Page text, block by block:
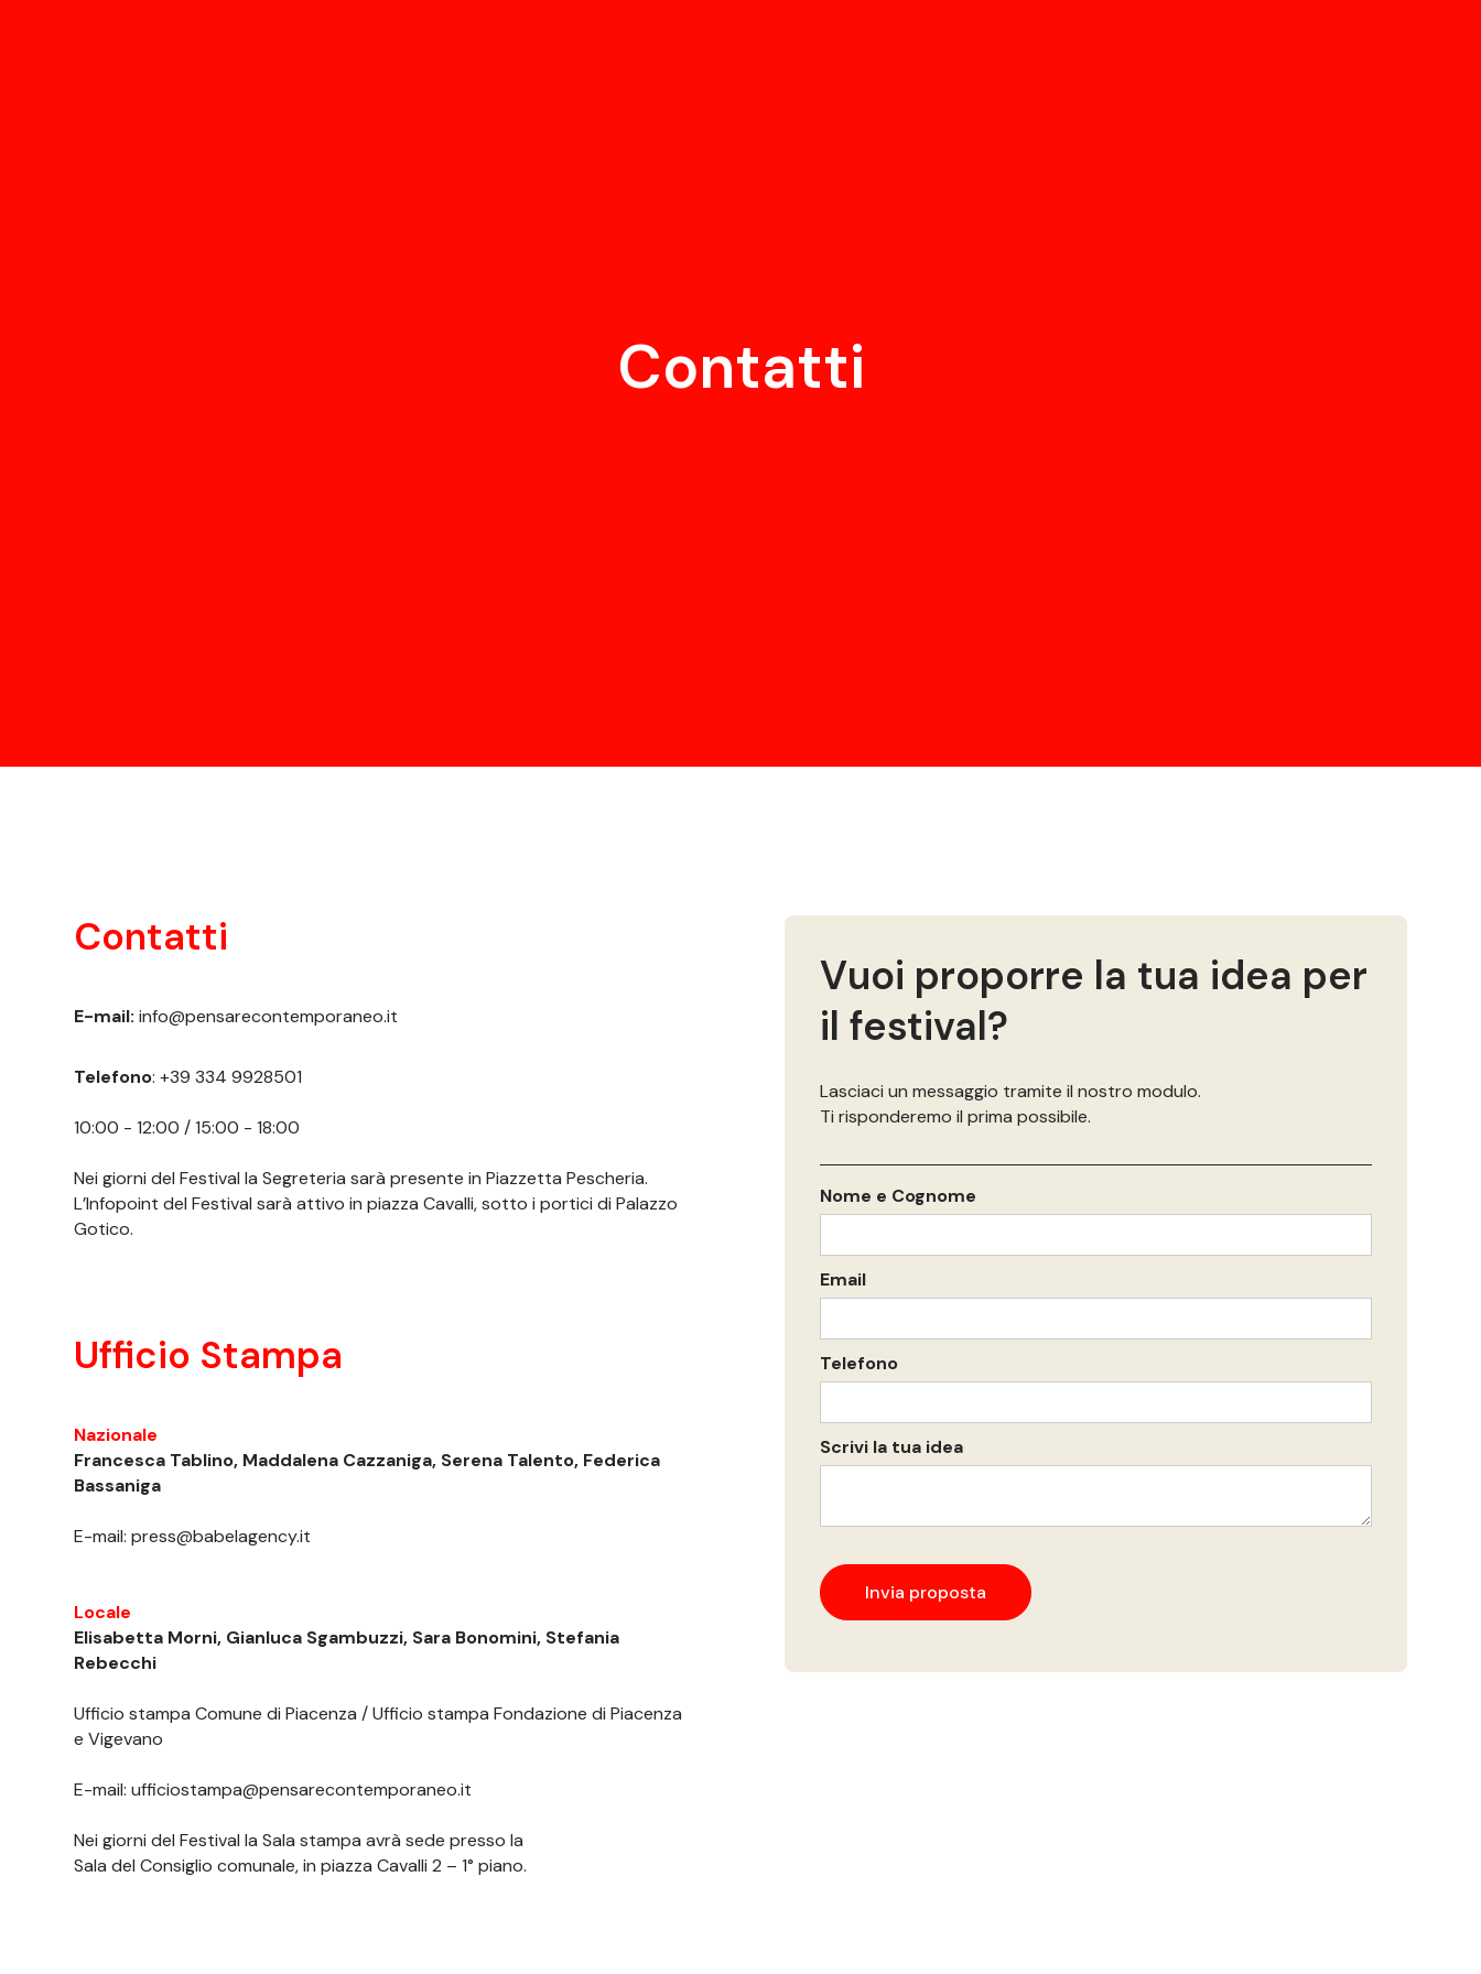
Contatti
Contatti
E-mail:info@pensarecontemporaneo.it
Telefono:+39 334 9928501
10:00 - 12:00 / 15:00 - 18:00
Nei giorni del Festival la Segreteria sarà presente in Piazzetta Pescheria.
L’Infopoint del Festival sarà attivo in piazza Cavalli, sotto i portici di Palazzo
Gotico.
Ufficio Stampa
Nazionale
Francesca Tablino, Maddalena Cazzaniga, Serena Talento, Federica
Bassaniga
E-mail: press@babelagency.it
Locale
Elisabetta Morni, Gianluca Sgambuzzi, Sara Bonomini, Stefania
Rebecchi
Ufficio stampa Comune di Piacenza / Ufficio stampa Fondazione di Piacenza
e Vigevano
E-mail:ufficiostampa@pensarecontemporaneo.it
Nei giorni del Festival la Sala stampa avrà sede presso la
Sala del Consiglio comunale, in piazza Cavalli 2 – 1° piano.
Vuoi proporre la tua idea per
il festival?
Lasciaci un messaggio tramite il nostro modulo.
Ti risponderemo il prima possibile.
Nome e Cognome
Email
Telefono
Scrivi la tua idea